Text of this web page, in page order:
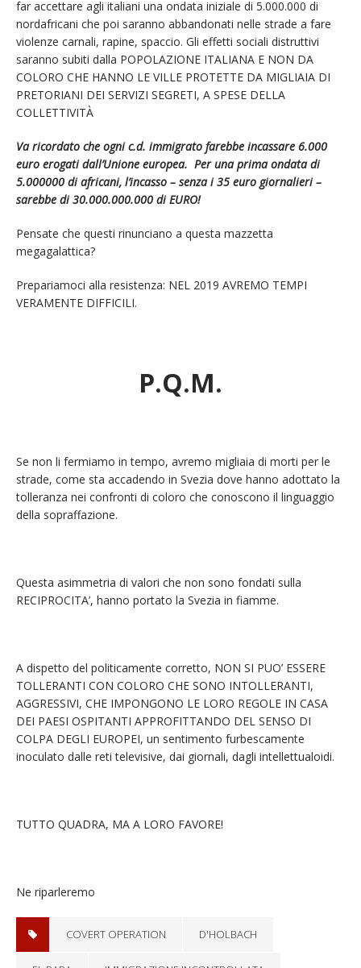
far accettare agli italiani una ondata iniziale di 5.000.000 di
nordafricani che poi saranno abbandonati nelle strade a fare
violenze carnali, rapine, spaccio. Gli effetti sociali distruttivi
saranno subiti dalla POPOLAZIONE ITALIANA E NON DA
COLORO CHE HANNO LE VILLE PROTETTE DA MIGLIAIA DI
PRETORIANI DEI SERVIZI SEGRETI, A SPESE DELLA
COLLETTIVITÀ
Va ricordato che ogni c.d. immigrato farebbe incassare 6.000
euro erogati dall’Unione europea. Per una prima ondata di
5.000000 di africani, l’incasso – senza i 35 euro giornalieri –
sarebbe di 30.000.000.000 di EURO!
Pensate che questi rinunciano a questa mazzetta
megagalattica?
Prepariamoci alla resistenza: NEL 2019 AVREMO TEMPI
VERAMENTE DIFFICILI.
P.Q.M.
Se non li fermiamo in tempo, avremo migliaia di morti per le
strade, come sta accadendo in Svezia dove hanno adottato la
tolleranza nei confronti di coloro che conoscono il linguaggio
della sopraffazione.
Questa asimmetria di valori che non sono fondati sulla
RECIPROCITA’, hanno portato la Svezia in fiamme.
A dispetto del politicamente corretto, NON SI PUO’ ESSERE
TOLLERANTI CON COLORO CHE SONO INTOLLERANTI,
AGGRESSIVI, CHE IMPONGONO LE LORO REGOLE IN CASA
DEI PAESI OSPITANTI APPROFITTANDO DEL SENSO DI
COLPA DEGLI EUROPEI, un sentimento furbescamente
inoculato dalle reti televisive, dai giornali, dagli intellettualoidi.
TUTTO QUADRA, MA A LORO FAVORE!
Ne riparleremo
COVERT OPERATION D'HOLBACH